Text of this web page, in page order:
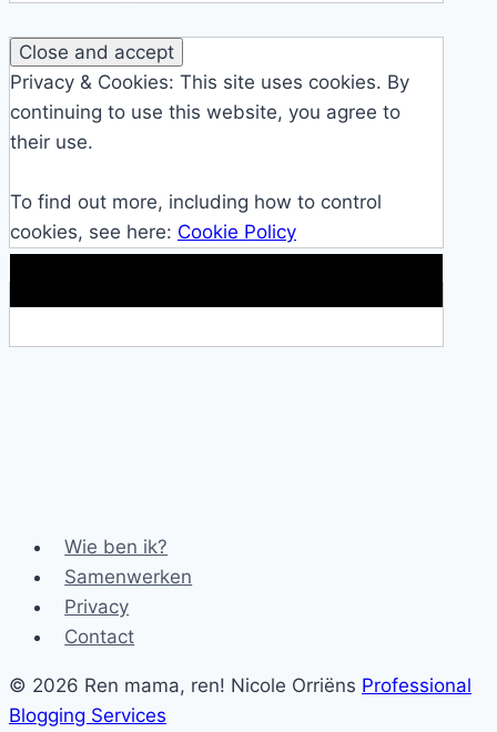
Privacy & Cookies: This site uses cookies. By
continuing to use this website, you agree to
their use.
To find out more, including how to control
cookies, see here: Cookie Policy
Wie ben ik?
Samenwerken
Privacy
Contact
© 2026 Ren mama, ren! Nicole Orriëns Professional
Blogging Services